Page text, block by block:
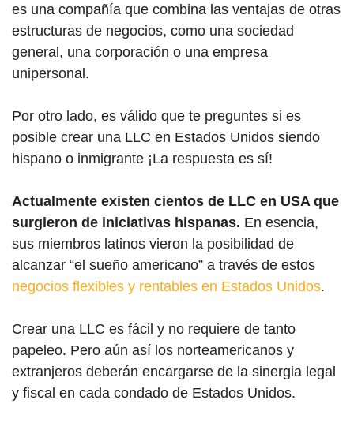
es una compañía que combina las ventajas de otras
estructuras de negocios, como una sociedad
general, una corporación o una empresa
unipersonal.
Por otro lado, es válido que te preguntes si es
posible crear una LLC en Estados Unidos siendo
hispano o inmigrante ¡La respuesta es sí!
Actualmente existen cientos de LLC en USA que
surgieron de iniciativas hispanas. En esencia,
sus miembros latinos vieron la posibilidad de
alcanzar “el sueño americano” a través de estos
negocios flexibles y rentables en Estados Unidos.
Crear una LLC es fácil y no requiere de tanto
papeleo. Pero aún así los norteamericanos y
extranjeros deberán encargarse de la sinergia legal
y fiscal en cada condado de Estados Unidos.